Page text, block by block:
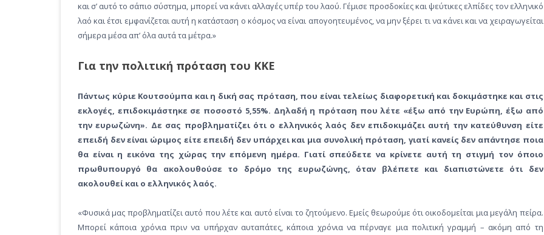
και σ’ αυτό το σάπιο σύστημα, μπορεί να κάνει αλλαγές υπέρ του λαού. Γέμισε προσδοκίες και ψεύτικες ελπίδες τον ελληνικό
λαό και έτσι εμφανίζεται αυτή η κατάσταση ο κόσμος να είναι απογοητευμένος, να μην ξέρει τι να κάνει και να χειραγωγείται
σήμερα μέσα απ’ όλα αυτά τα μέτρα.»
Για την πολιτική πρόταση του ΚΚΕ
Πάντως κύριε Κουτσούμπα και η δική σας πρόταση, που είναι τελείως διαφορετική και δοκιμάστηκε και στις
εκλογές, επιδοκιμάστηκε σε ποσοστό 5,55%. Δηλαδή η πρόταση που λέτε «έξω από την Ευρώπη, έξω από
την ευρωζώνη». Δε σας προβληματίζει ότι ο ελληνικός λαός δεν επιδοκιμάζει αυτή την κατεύθυνση είτε
επειδή δεν είναι ώριμος είτε επειδή δεν υπάρχει και μια συνολική πρόταση, γιατί κανείς δεν απάντησε ποια
θα είναι η εικόνα της χώρας την επόμενη ημέρα. Γιατί σπεύδετε να κρίνετε αυτή τη στιγμή τον όποιο
πρωθυπουργό θα ακολουθούσε το δρόμο της ευρωζώνης, όταν βλέπετε και διαπιστώνετε ότι δεν
ακολουθεί και ο ελληνικός λαός.
«Φυσικά μας προβληματίζει αυτό που λέτε και αυτό είναι το ζητούμενο. Εμείς θεωρούμε ότι οικοδομείται μια μεγάλη πείρα.
Μπορεί κάποια χρόνια πριν να υπήρχαν αυταπάτες, κάποια χρόνια να πέρναγε μια πολιτική γραμμή – ακόμη από τη